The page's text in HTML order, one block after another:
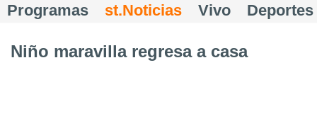
Menú principal
Programas st.Noticias Vivo Deportes
Niño maravilla regresa a casa